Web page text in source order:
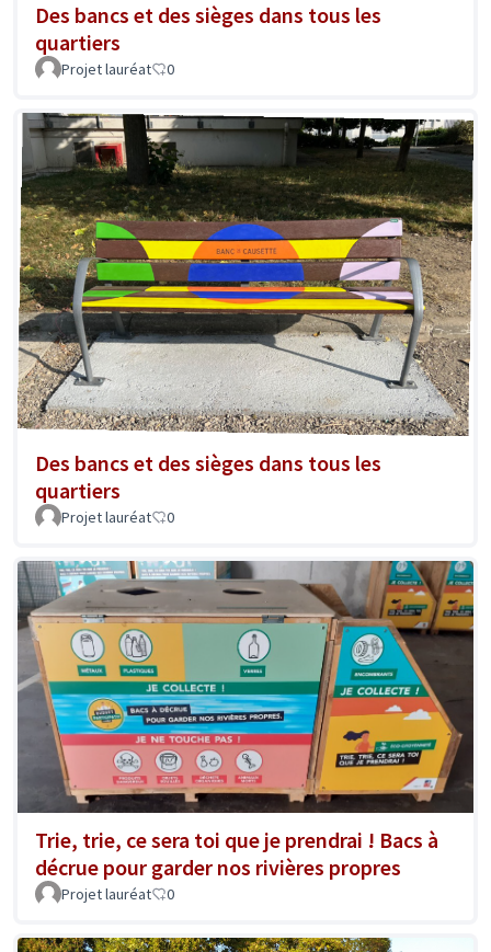
Des bancs et des sièges dans tous les
quartiers
Projet lauréat 0
Des bancs et des sièges dans tous les
quartiers
Projet lauréat 0
Trie, trie, ce sera toi que je prendrai ! Bacs à
décrue pour garder nos rivières propres
Projet lauréat 0